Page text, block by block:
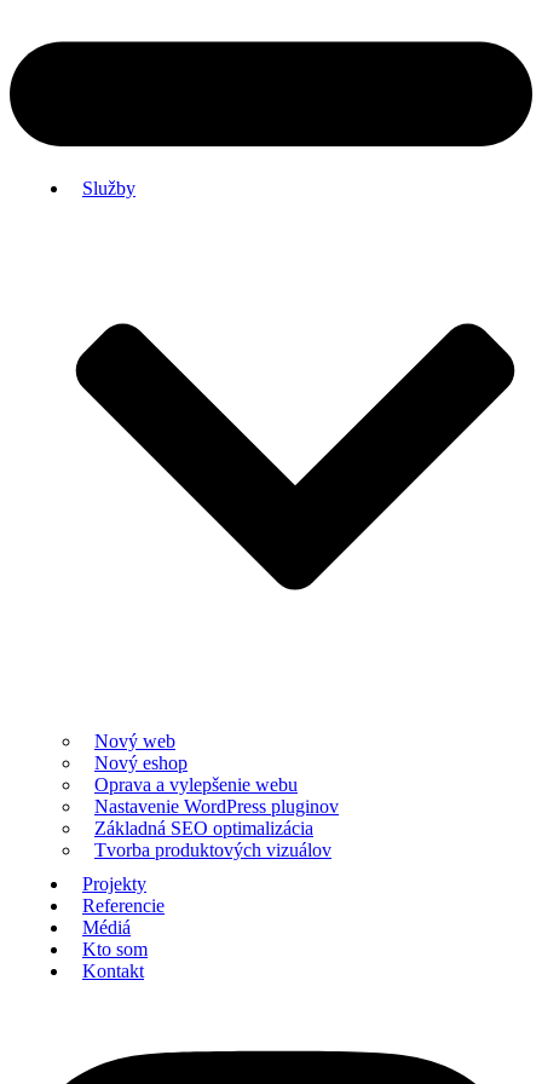
Služby
Nový web
Nový eshop
Oprava a vylepšenie webu
Nastavenie WordPress pluginov
Základná SEO optimalizácia
Tvorba produktových vizuálov
Projekty
Referencie
Médiá
Kto som
Kontakt